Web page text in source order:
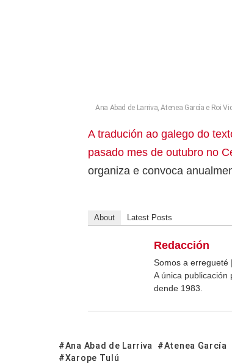
Ana Abad de Larriva, Atenea García e Roi
A tradución ao galego do
pasado mes de outubro no
organiza e convoca
About Latest Posts
Redacción
Somos a erregueté
A única publicación
dende 1983.
Ana Abad de Larriva Atenea García
Xarope Tulú